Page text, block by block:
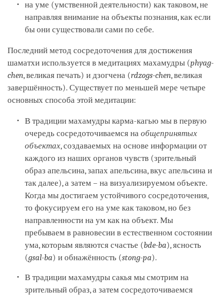
на уме (умственной деятельности) как таковом, не
направляя внимание на объекты познания, как если
бы они существовали сами по себе.
Последний метод сосредоточения для достижения
шаматхи используется в медитациях махамудры (phyag-
chen, великая печать) и дзогчена (rdzogs-chen, великая
завершённость). Существует по меньшей мере четыре
основных способа этой медитации:
В традиции махамудры карма-кагью мы в первую
очередь сосредоточиваемся наобщепринятых
объектах, создаваемых на основе информации от
каждого из наших органов чувств (зрительный
образ апельсина, запах апельсина, вкус апельсина и
так далее), а затем – на визуализируемом объекте.
Когда мы достигаем устойчивого сосредоточения,
то фокусируем его на уме как таковом, но без
направленности на ум как на объект. Мы
пребываем в равновесии в естественном состоянии
ума, которым являются счастье (bde-ba), ясность
(gsal-ba) и обнажённость (stong-pa).
В традиции махамудры сакья мы смотрим на
зрительный образ, а затем сосредоточиваемся